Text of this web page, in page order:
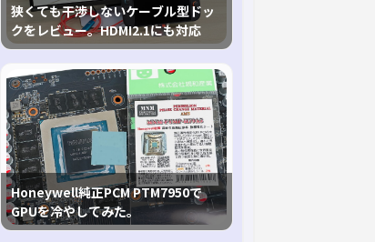
狭くても干渉しないケーブル型ドッ
クをレビュー。HDMI2.1にも対応
Honeywell純正PCM PTM7950で
GPUを冷やしてみた。